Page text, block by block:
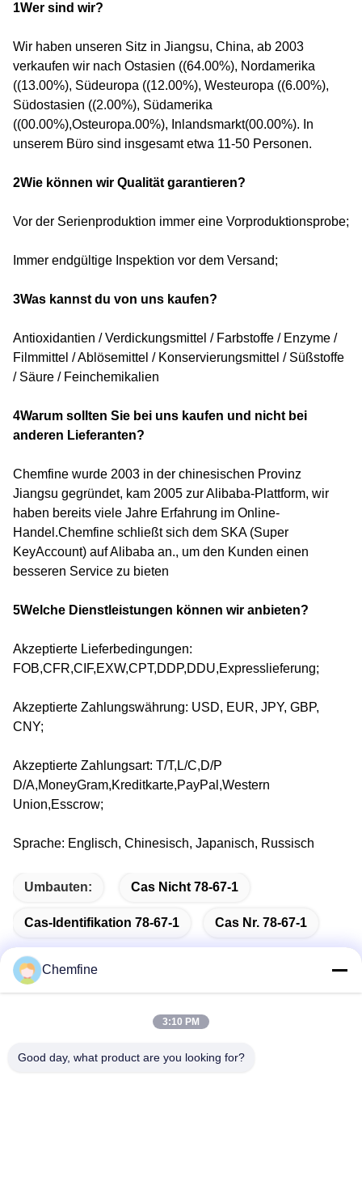
1Wer sind wir?
Wir haben unseren Sitz in Jiangsu, China, ab 2003
verkaufen wir nach Ostasien ((64.00%), Nordamerika
((13.00%), Südeuropa ((12.00%), Westeuropa ((6.00%),
Südostasien ((2.00%), Südamerika
((00.00%),Osteuropa.00%), Inlandsmarkt(00.00%). In
unserem Büro sind insgesamt etwa 11-50 Personen.
2Wie können wir Qualität garantieren?
Vor der Serienproduktion immer eine Vorproduktionsprobe;
Immer endgültige Inspektion vor dem Versand;
3Was kannst du von uns kaufen?
Antioxidantien / Verdickungsmittel / Farbstoffe / Enzyme /
Filmmittel / Ablösemittel / Konservierungsmittel / Süßstoffe
/ Säure / Feinchemikalien
4Warum sollten Sie bei uns kaufen und nicht bei
anderen Lieferanten?
Chemfine wurde 2003 in der chinesischen Provinz
Jiangsu gegründet, kam 2005 zur Alibaba-Plattform, wir
haben bereits viele Jahre Erfahrung im Online-
Handel.Chemfine schließt sich dem SKA (Super
KeyAccount) auf Alibaba an., um den Kunden einen
besseren Service zu bieten
5Welche Dienstleistungen können wir anbieten?
Akzeptierte Lieferbedingungen:
FOB,CFR,CIF,EXW,CPT,DDP,DDU,Expresslieferung;
Akzeptierte Zahlungswährung: USD, EUR, JPY, GBP,
CNY;
Akzeptierte Zahlungsart: T/T,L/C,D/P
D/A,MoneyGram,Kreditkarte,PayPal,Western
Union,Esscrow;
Sprache: Englisch, Chinesisch, Japanisch, Russisch
Umbauten: Cas Nicht 78-67-1
Cas-Identifikation 78-67-1 Cas Nr. 78-67-1
Schnelle Kontaktaufnahme
Adresse
Chemfine
3:10 PM
Good day, what product are you looking for?